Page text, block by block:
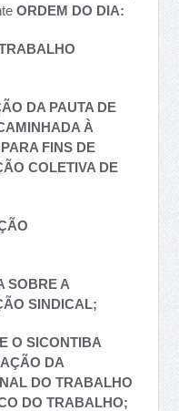
ORDEM DO DIA:
DA PAUTA DE
À
FINS DE
COLETIVA DE
SOBRE A
SINDICAL;
O SICONTIBA
DA
DO TRABALHO
DO TRABALHO;